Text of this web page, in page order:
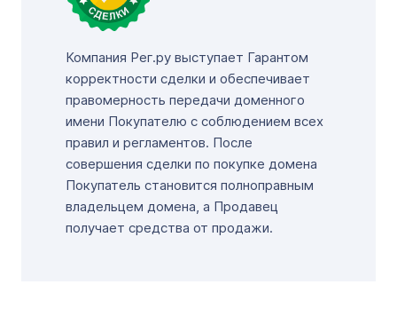
Компания Рег.ру выступает Гарантом
корректности сделки и обеспечивает
правомерность передачи доменного
имени Покупателю с соблюдением всех
правил и регламентов. После
совершения сделки по покупке домена
Покупатель становится полноправным
владельцем домена, а Продавец
получает средства от продажи.